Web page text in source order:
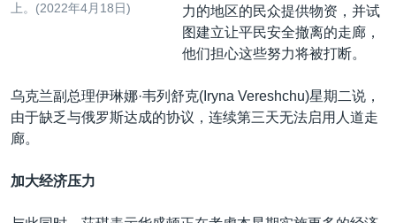
上。(2022年4月18日)
力的地区的民众提供物资，并试
图建立让平民安全撤离的走廊，
他们担心这些努力将被打断。
乌克兰副总理伊琳娜·韦列舒克(Iryna Vereshchu)星期二说，
由于缺乏与俄罗斯达成的协议，连续第三天无法启用人道走
廊。
加大经济压力